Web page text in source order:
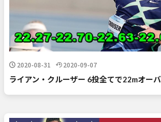
2020-08-31 2020-09-07
ライアン・クルーザー 6投全てで22mオー